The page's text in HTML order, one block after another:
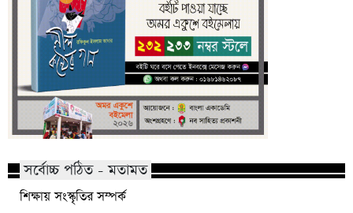
সর্বোচ্চ পঠিত - মতামত
শিক্ষায় সংস্কৃতির সম্পর্ক